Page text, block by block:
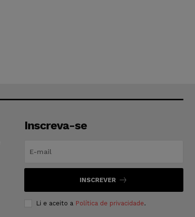
Inscreva-se
INSCREVER
Li e aceito a Política de privacidade.